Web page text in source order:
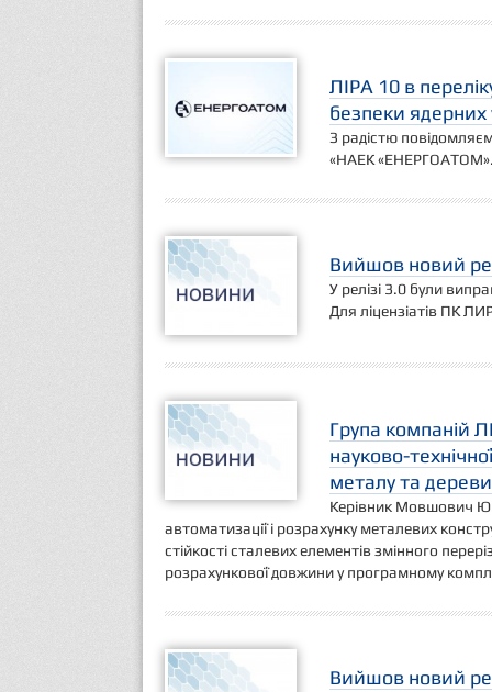
ЛІРА 10 в
безпеки ядерних
З радістю
«НАЕК
Вийшов новий
У релізі 3.0 були
Для ліцензіатів ПК
Група компаній
науково-
металу та
Керівник Мовшович
автоматизації і розрахунку металевих
стійкості сталевих елементів змінного
розрахункової довжини у програмному
Вийшов новий